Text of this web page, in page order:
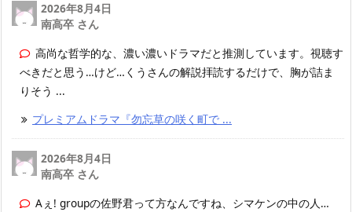
2026年8月4日
南高卒 さん
高尚な哲学的な、濃い濃いドラマだと推測しています。視聴す
べきだと思う…けど…くうさんの解説拝読するだけで、胸が詰ま
りそう ...
プレミアムドラマ『勿忘草の咲く町で ...
2026年8月4日
南高卒 さん
Aぇ! groupの佐野君って方なんですね、シマケンの中の人…